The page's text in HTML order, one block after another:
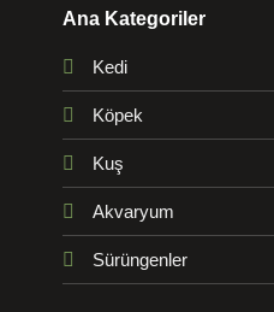
Ana Kategoriler
Kedi
Köpek
Kuş
Akvaryum
Sürüngenler